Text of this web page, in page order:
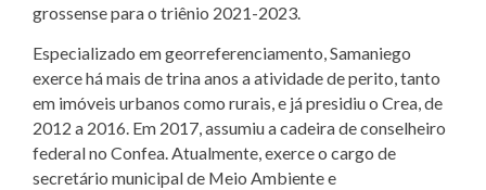
grossense para o triênio 2021-2023.
Especializado em georreferenciamento, Samaniego
exerce há mais de trina anos a atividade de perito, tanto
em imóveis urbanos como rurais, e já presidiu o Crea, de
2012 a 2016. Em 2017, assumiu a cadeira de conselheiro
federal no Confea. Atualmente, exerce o cargo de
secretário municipal de Meio Ambiente e